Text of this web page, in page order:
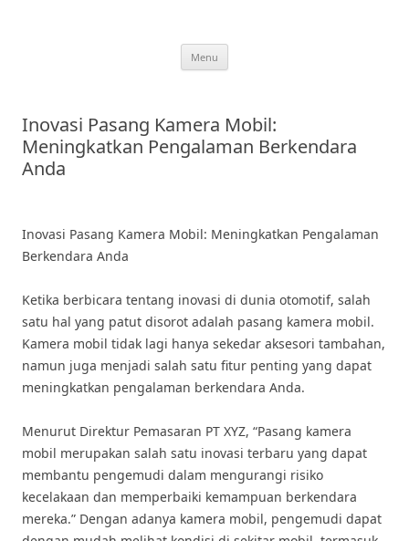
Menu
Inovasi Pasang Kamera Mobil:
Meningkatkan Pengalaman Berkendara
Anda
Inovasi Pasang Kamera Mobil: Meningkatkan Pengalaman
Berkendara Anda
Ketika berbicara tentang inovasi di dunia otomotif, salah
satu hal yang patut disorot adalah pasang kamera mobil.
Kamera mobil tidak lagi hanya sekedar aksesori tambahan,
namun juga menjadi salah satu fitur penting yang dapat
meningkatkan pengalaman berkendara Anda.
Menurut Direktur Pemasaran PT XYZ, “Pasang kamera
mobil merupakan salah satu inovasi terbaru yang dapat
membantu pengemudi dalam mengurangi risiko
kecelakaan dan memperbaiki kemampuan berkendara
mereka.” Dengan adanya kamera mobil, pengemudi dapat